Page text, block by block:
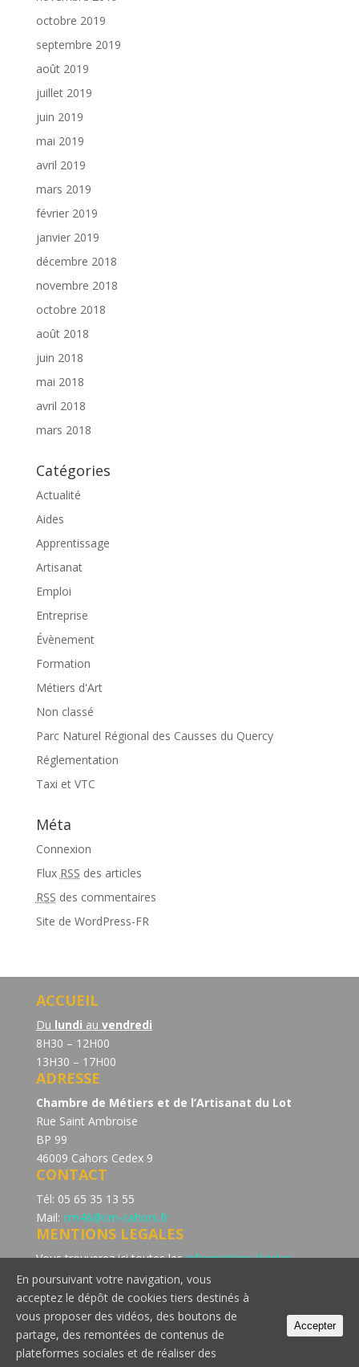
octobre 2019
septembre 2019
août 2019
juillet 2019
juin 2019
mai 2019
avril 2019
mars 2019
février 2019
janvier 2019
décembre 2018
novembre 2018
octobre 2018
août 2018
juin 2018
mai 2018
avril 2018
mars 2018
Catégories
Actualité
Aides
Apprentissage
Artisanat
Emploi
Entreprise
Évènement
Formation
Métiers d'Art
Non classé
Parc Naturel Régional des Causses du Quercy
Réglementation
Taxi et VTC
Méta
Connexion
Flux RSS des articles
RSS des commentaires
Site de WordPress-FR
ACCUEIL
Du lundi au vendredi
8H30 – 12H00
13H30 – 17H00
ADRESSE
Chambre de Métiers et de l’Artisanat du Lot
Rue Saint Ambroise
BP 99
46009 Cahors Cedex 9
CONTACT
Tél: 05 65 35 13 55
Mail: cm46@cm-cahors.fr
MENTIONS LEGALES
Vous trouverez ici toutes lesinformations légales
concernant la politique de confidentialité du site de la
Chambre de Métiers et de l’Artisanat du Lot.
Consultez notre page dédiée à lapolitique de cookie
En poursuivant votre navigation, vous
acceptez le dépôt de cookies tiers destinés à
vous proposer des vidéos, des boutons de
partage, des remontées de contenus de
plateformes sociales et de réaliser des
Accepter